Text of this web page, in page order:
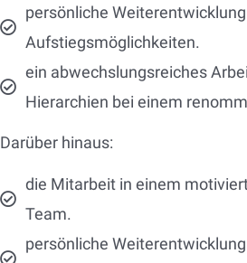
persönliche
Aufstiegsmöglichkeiten.
ein abwechslungsreiches
Hierarchien bei einem
Darüber hinaus:
die Mitarbeit in einem
Team.
persönliche